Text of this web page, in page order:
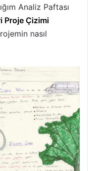
Analiz Paftası
Proje Çizimi
nasıl